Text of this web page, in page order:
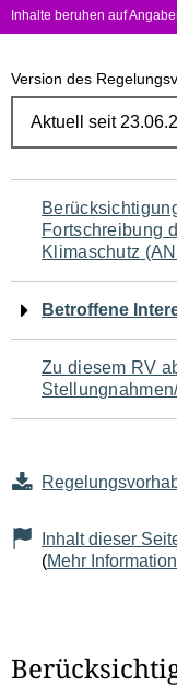
Inhalte beruhen auf
Version des
Navigation
für
den
Fortschreibung
Klimaschutz
Betroffene
Zu diesem RV
Inhalt dieser
(Mehr